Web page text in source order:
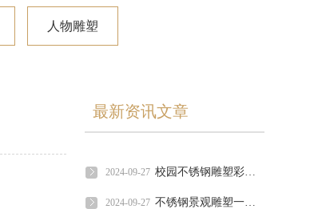
人物雕塑
最新资讯文章
2024-09-27 校园不锈钢雕塑彩塑顾名思义就是彩色塑像
2024-09-27 不锈钢景观雕塑一直是景观设计的重点内容